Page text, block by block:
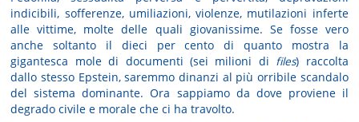
indicibili, sofferenze, umiliazioni, violenze, mutilazioni inferte
alle vittime, molte delle quali giovanissime. Se fosse vero
anche soltanto il dieci per cento di quanto mostra la
gigantesca mole di documenti (sei milioni di files) raccolta
dallo stesso Epstein, saremmo dinanzi al più orribile scandalo
del sistema dominante. Ora sappiamo da dove proviene il
degrado civile e morale che ci ha travolto.